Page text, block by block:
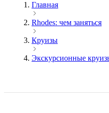
Главная
Rhodes: чем заняться
Круизы
Экскурсионные